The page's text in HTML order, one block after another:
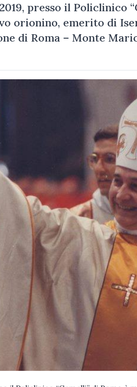
presso il Policlinico
orionino, emerito di
di Roma – Monte